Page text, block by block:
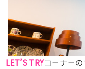
LET’S TRYコーナー